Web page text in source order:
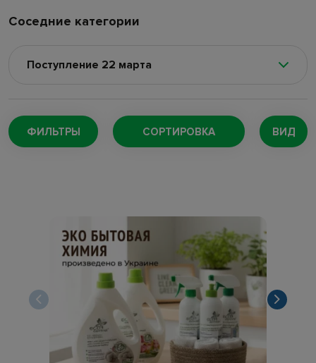
Соседние категории
Поступление 22 марта
Поступление 5 августа
Поступление 4 августа(220)
Поступление 24 июля(73)
Поступление 22 июля
Поступление 18 июля(132)
Поступление 16 июля (109)
Поступление 11 июля (189)
ФИЛЬТРЫ СОРТИРОВКА ВИД